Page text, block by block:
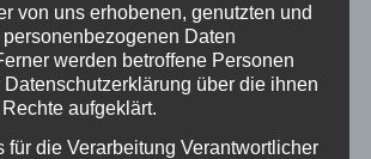
wegen Tragens von Kennzeichen eines
die in im Wesentlichen gleicher Form von
– Schwesterverein verwendet wird (§
hat der Senat aus Rechtsgründen
weil der Gesetzgeber diese Regelung nicht in
des Vereinsgesetzes einbezogen hat.
von uns erhobenen, genutzten und
Daten
werden betroffene Personen
Datenschutzerklärung über die ihnen
aufgeklärt.
für die Verarbeitung Verantwortlicher